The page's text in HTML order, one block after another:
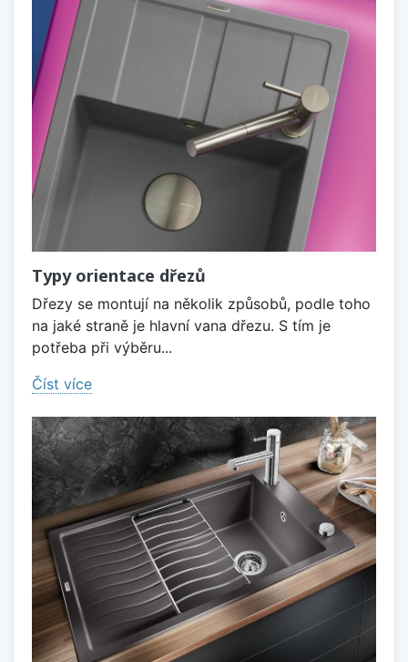
Typy orientace dřezů
Dřezy se montují na několik způsobů, podle toho
na jaké straně je hlavní vana dřezu. S tím je
potřeba při výběru...
Číst více